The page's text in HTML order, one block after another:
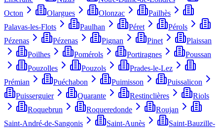
Octon
Olargues Olonzac
Pailhès
Palavas-les-Flots
Paulhan Péret
Pérols
Pézenas
Pézenas Pignan Pinet
Plaissan
Poilhes
Pomérols Portiragnes
Poussan
Pouzolles
Pouzols
Prades-le-Lez
Prémian
Puéchabon Puimisson
Puissalicon
Puisserguier
Quarante Restinclières
Riols
Roquebrun
Roqueredonde
Roujan
Saint-André-de-Sangonis
Saint-Aunès
Saint-Bauzille-